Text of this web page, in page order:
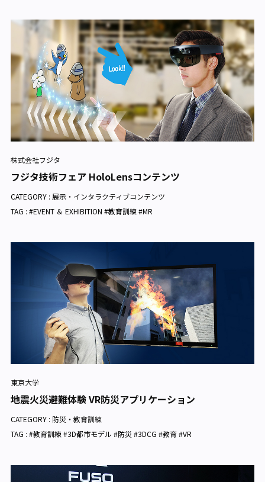
株式会社フジタ
フジタ技術フェア HoloLensコンテンツ
CATEGORY : 展示・インタラクティブコンテンツ
TAG : #EVENT ＆ EXHIBITION #教育訓練 #MR
東京大学
地震火災避難体験 VR防災アプリケーション
CATEGORY : 防災・教育訓練
TAG : #教育訓練 #3D都市モデル #防災 #3DCG #教育 #VR